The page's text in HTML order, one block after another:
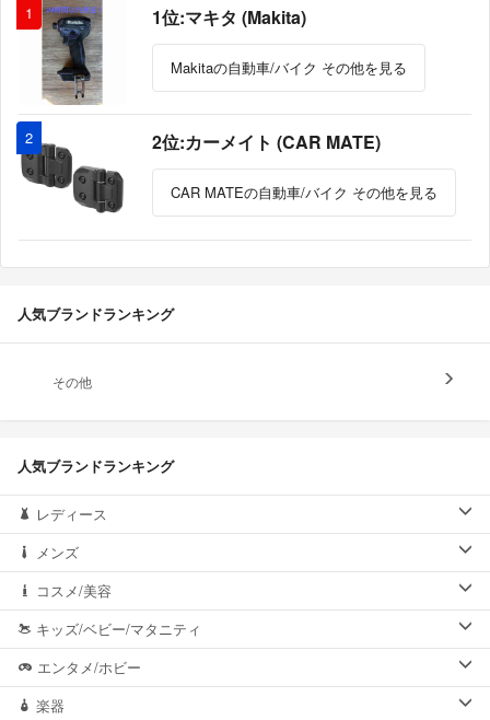
1 1位:マキタ (Makita)
Makitaの自動車/バイク その他を見る
2 2位:カーメイト (CAR MATE)
CAR MATEの自動車/バイク その他を見る
人気ブランドランキング
その他
人気ブランドランキング
レディース
メンズ
コスメ/美容
キッズ/ベビー/マタニティ
エンタメ/ホビー
楽器